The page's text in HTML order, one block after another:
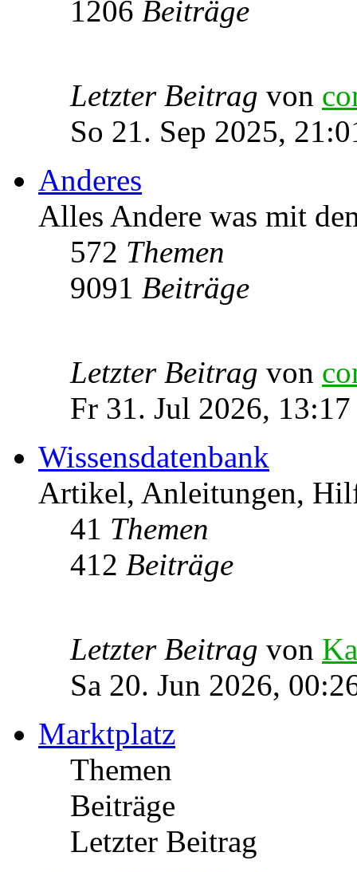
1206 Beiträge
Letzter Beitrag von
So 21. Sep 2025,
Anderes
Alles Andere was mit
572 Themen
9091 Beiträge
Letzter Beitrag von
Fr 31. Jul 2026, 13:17
Wissensdatenbank
Artikel, Anleitungen,
41 Themen
412 Beiträge
Letzter Beitrag von
Sa 20. Jun 2026,
Marktplatz
Themen
Beiträge
Letzter Beitrag